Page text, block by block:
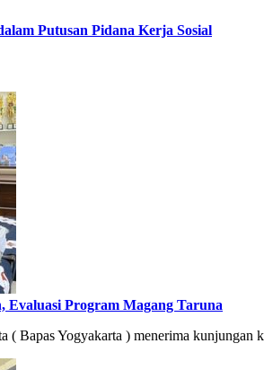
Putusan Pidana Kerja Sosial
Evaluasi Program Magang Taruna
Bapas Yogyakarta ) menerima kunjungan